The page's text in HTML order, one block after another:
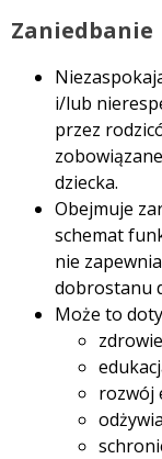
Zaniedbanie
i/lub
przez
dziecka.
Obejmuje
schemat
nie
dobrostanu
Może to
rozwój